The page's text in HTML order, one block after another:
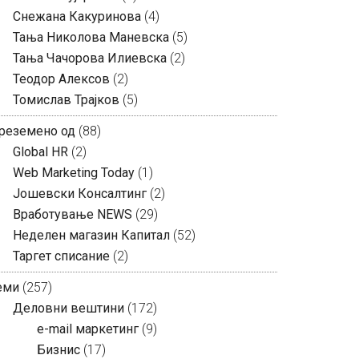
Снежана Какуринова (4)
Тања Николова Маневска (5)
Тања Чачорова Илиевска (2)
Теодор Алексов (2)
Томислав Трајков (5)
од (88)
Global HR (2)
Web Marketing Today (1)
Јошевски Консалтинг (2)
Вработување NEWS (29)
Неделен магазин Капитал (52)
Таргет списание (2)
(257)
Деловни вештини (172)
e-mail маркетинг (9)
Бизнис (17)